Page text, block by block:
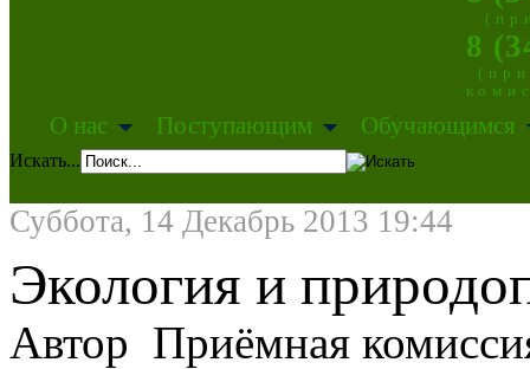
8
О нас Поступающим Обучающимся
Искать...
Суббота, 14 Декабрь 2013 19:44
Экология и
Автор Приёмная